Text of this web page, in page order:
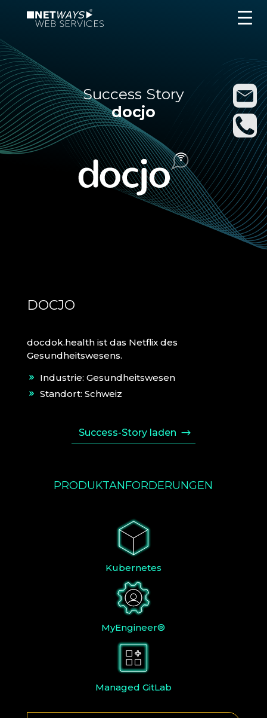
Success Story
docjo
DOCJO
docdok.health ist das Netflix des
Gesundheitswesens.
Industrie: Gesundheitswesen
Standort: Schweiz
Success-Story laden
PRODUKTANFORDERUNGEN
Kubernetes
MyEngineer®
Managed GitLab